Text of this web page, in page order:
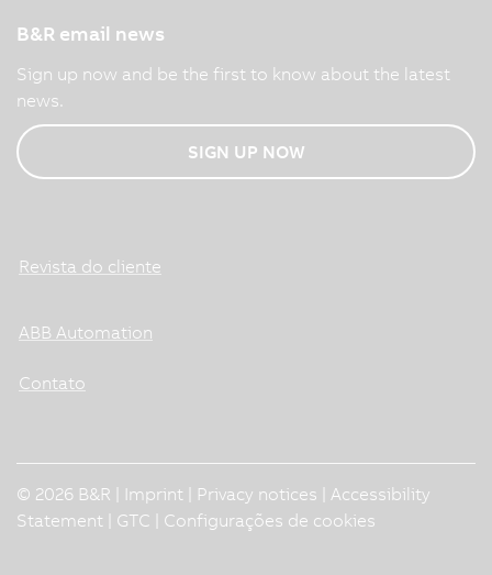
B&R email news
Sign up now and be the first to know about the latest
news.
SIGN UP NOW
Revista do cliente
ABB Automation
Contato
© 2026 B&R | Imprint Privacy notices
Accessibility
Statement
GTC Configurações de cookies